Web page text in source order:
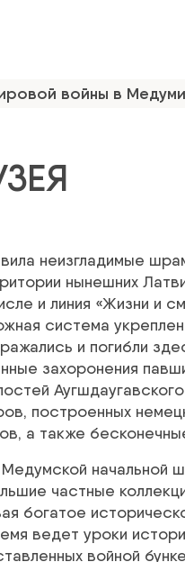
войны в Медуми
неизгладимые
нынешних
и линия «Жизни и
система
и погибли
захоронения
построенных
а также
начальной
частные
богатое
ведет уроки
войной